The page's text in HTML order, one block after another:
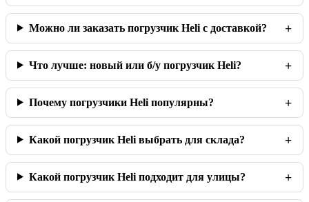
Можно ли заказать погрузчик Heli с доставкой?
Что лучше: новый или б/у погрузчик Heli?
Почему погрузчики Heli популярны?
Какой погрузчик Heli выбрать для склада?
Какой погрузчик Heli подходит для улицы?